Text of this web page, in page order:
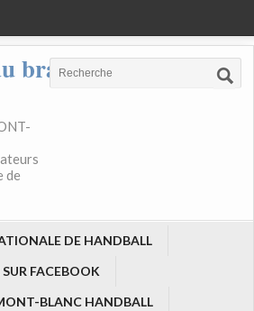
bras
de
DE HANDBALL
FACEBOOK
BLANC HANDBALL